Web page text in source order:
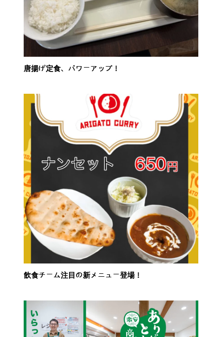
唐揚げ定食、パワーアップ！
飲食チーム注目の新メニュー登場！